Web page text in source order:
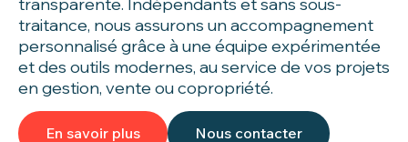
traitance, nous assurons un accompagnement
personnalisé grâce à une équipe expérimentée
et des outils modernes, au service de vos projets
en gestion, vente ou copropriété.
En savoir plus Nous contacter